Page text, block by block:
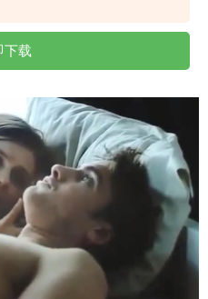
下载